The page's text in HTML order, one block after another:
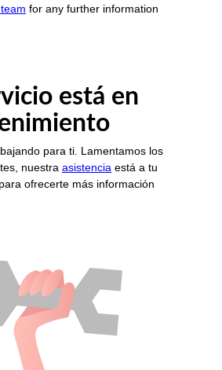
for any further information
está en
para ti. Lamentamos los
nuestra asistencia está a tu
ofrecerte más información